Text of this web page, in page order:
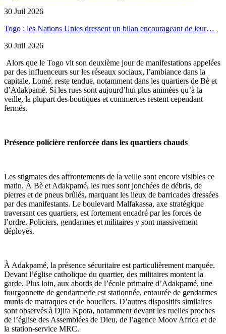
30 Juil 2026
Togo : les Nations Unies dressent un bilan encourageant de leur…
30 Juil 2026
Alors que le Togo vit son deuxième jour de manifestations appelées
par des influenceurs sur les réseaux sociaux, l’ambiance dans la
capitale, Lomé, reste tendue, notamment dans les quartiers de Bè et
d’Adakpamé. Si les rues sont aujourd’hui plus animées qu’à la
veille, la plupart des boutiques et commerces restent cependant
fermés.
Présence policière renforcée dans les quartiers chauds
Les stigmates des affrontements de la veille sont encore visibles ce
matin. À Bè et Adakpamé, les rues sont jonchées de débris, de
pierres et de pneus brûlés, marquant les lieux de barricades dressées
par des manifestants. Le boulevard Malfakassa, axe stratégique
traversant ces quartiers, est fortement encadré par les forces de
l’ordre. Policiers, gendarmes et militaires y sont massivement
déployés.
À Adakpamé, la présence sécuritaire est particulièrement marquée.
Devant l’église catholique du quartier, des militaires montent la
garde. Plus loin, aux abords de l’école primaire d’Adakpamé, une
fourgonnette de gendarmerie est stationnée, entourée de gendarmes
munis de matraques et de boucliers. D’autres dispositifs similaires
sont observés à Djifa Kpota, notamment devant les ruelles proches
de l’église des Assemblées de Dieu, de l’agence Moov Africa et de
la station-service MRC.